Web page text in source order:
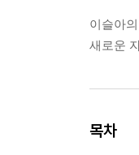
이슬아
새로운
목차